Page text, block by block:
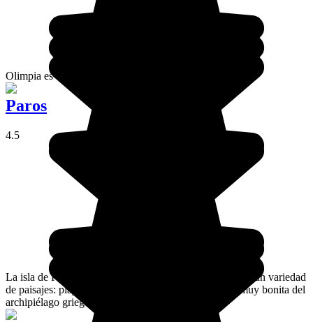
Olimpia es conocida por su estadio.
Paros
4.5
La isla de Paros, en el centro de las Cícladas tiene una gran variedad
de paisajes: playas, viñedos, olivares... Es una escala muy bonita del
archipiélago griego.